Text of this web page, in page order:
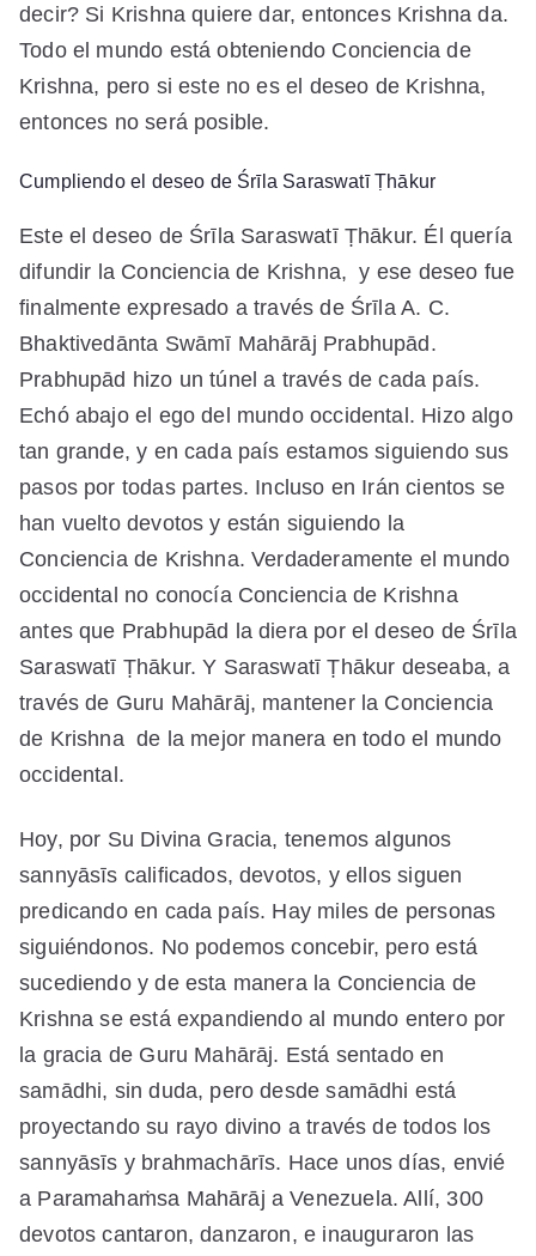
decir? Si Krishna quiere dar, entonces Krishna da.
Todo el mundo está obteniendo Conciencia de
Krishna, pero si este no es el deseo de Krishna,
entonces no será posible.
Cumpliendo el deseo de Śrīla Saraswatī Ṭhākur
Este el deseo de Śrīla Saraswatī Ṭhākur. Él quería
difundir la Conciencia de Krishna, y ese deseo fue
finalmente expresado a través de Śrīla A. C.
Bhaktivedānta Swāmī Mahārāj Prabhupād.
Prabhupād hizo un túnel a través de cada país.
Echó abajo el ego del mundo occidental. Hizo algo
tan grande, y en cada país estamos siguiendo sus
pasos por todas partes. Incluso en Irán cientos se
han vuelto devotos y están siguiendo la
Conciencia de Krishna. Verdaderamente el mundo
occidental no conocía Conciencia de Krishna
antes que Prabhupād la diera por el deseo de Śrīla
Saraswatī Ṭhākur. Y Saraswatī Ṭhākur deseaba, a
través de Guru Mahārāj, mantener la Conciencia
de Krishna de la mejor manera en todo el mundo
occidental.
Hoy, por Su Divina Gracia, tenemos algunos
sannyāsīs calificados, devotos, y ellos siguen
predicando en cada país. Hay miles de personas
siguiéndonos. No podemos concebir, pero está
sucediendo y de esta manera la Conciencia de
Krishna se está expandiendo al mundo entero por
la gracia de Guru Mahārāj. Está sentado en
samādhi, sin duda, pero desde samādhi está
proyectando su rayo divino a través de todos los
sannyāsīs y brahmachārīs. Hace unos días, envié
a Paramahaṁsa Mahārāj a Venezuela. Allí, 300
devotos cantaron, danzaron, e inauguraron las